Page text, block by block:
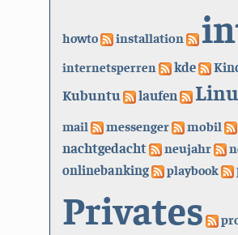
howto installation
internetsperren kde
Kubuntu
laufen
mail messenger mobil
nachtgedacht neujahr
onlinebanking playbook
Privates